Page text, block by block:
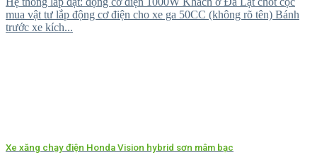
mua vật tư lắp động cơ điện cho xe ga 50CC (không rõ tên) Bánh
trước xe kích...
Xe xăng chạy điện Honda Vision hybrid sơn mâm bạc